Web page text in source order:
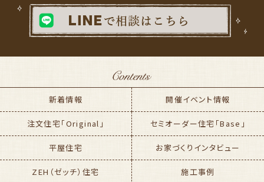
新着情報 開催イベント情報
注文住宅「Original」 セミオーダー住宅「Base」
平屋住宅 お家づくりインタビュー
ZEH（ゼッチ）住宅 施工事例